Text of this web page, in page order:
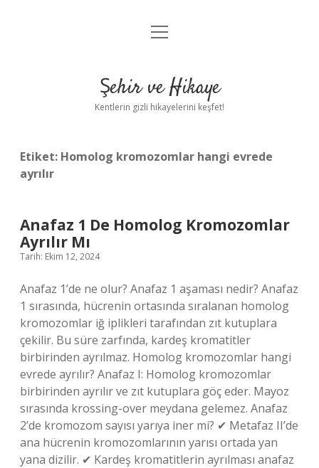
Anasayfa
Yasal Uyarı
menüyü
Şehir ve Hikaye
Kentlerin gizli hikayelerini keşfet!
Etiket: Homolog kromozomlar hangi evrede
ayrılır
Anafaz 1 De Homolog Kromozomlar
Ayrılır Mı
Tarih: Ekim 12, 2024
Anafaz 1’de ne olur? Anafaz 1 aşaması nedir? Anafaz
1 sırasında, hücrenin ortasında sıralanan homolog
kromozomlar iğ iplikleri tarafından zıt kutuplara
çekilir. Bu süre zarfında, kardeş kromatitler
birbirinden ayrılmaz. Homolog kromozomlar hangi
evrede ayrılır? Anafaz I: Homolog kromozomlar
birbirinden ayrılır ve zıt kutuplara göç eder. Mayoz
sırasında krossing-over meydana gelemez. Anafaz
2’de kromozom sayısı yarıya iner mi? ✔ Metafaz II’de
ana hücrenin kromozomlarının yarısı ortada yan
yana dizilir. ✔ Kardeş kromatitlerin ayrılması anafaz